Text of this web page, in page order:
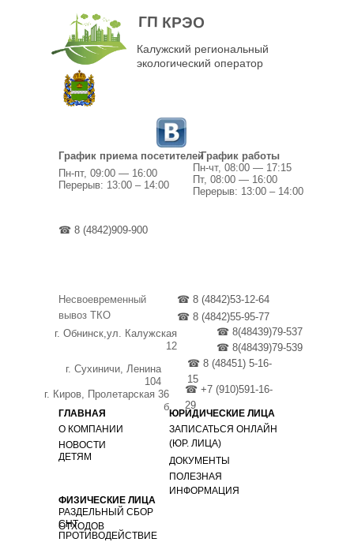
ГЛАВНАЯ
О КОМПАНИИ
ДОКУМЕНТЫ
ЮРИДИЧЕСКИЕ ЛИЦА
СНТ
НОВОСТИ
ГП КРЭО
Калужский региональный
экологический оператор
Пн-чт, 08:00 — 17:15
г. Обнинск,ул. Калужская
12
Перерыв: 13:00 – 14:00
☎ 8(48439)79-537
☎ 8 (48451) 5-16-
15
☎ +7 (910)591-16-
29
г. Сухиничи, Ленина
104
г. Киров, Пролетарская 36
б
☎ 8 (4842)909-900
ЗАПИСАТЬСЯ ОНЛАЙН
(ЮР. ЛИЦА)
ПРОТИВОДЕЙСТВИЕ
Несвоевременный
вывоз ТКО
☎ 8 (4842)53-12-64
ФИЗИЧЕСКИЕ ЛИЦА
График работы
Пт, 08:00 — 16:00
График приема посетителей
Пн-пт, 09:00 — 16:00
Перерыв: 13:00 – 14:00
РАЗДЕЛЬНЫЙ СБОР
ОТХОДОВ
ДЕТЯМ
ПОЛЕЗНАЯ
ИНФОРМАЦИЯ
☎ 8 (4842)55-95-77
☎ 8(48439)79-539